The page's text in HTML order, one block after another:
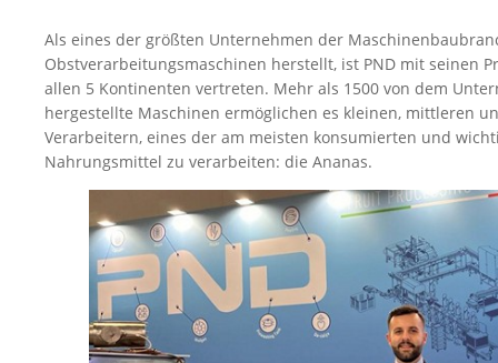
Als eines der größten Unternehmen der
Obstverarbeitungsmaschinen herstellt, ist PND mit seinen
allen 5 Kontinenten vertreten. Mehr als 1500 von dem
hergestellte Maschinen ermöglichen es kleinen, mittleren
Verarbeitern, eines der am meisten konsumierten und
Nahrungsmittel zu verarbeiten: die Ananas.